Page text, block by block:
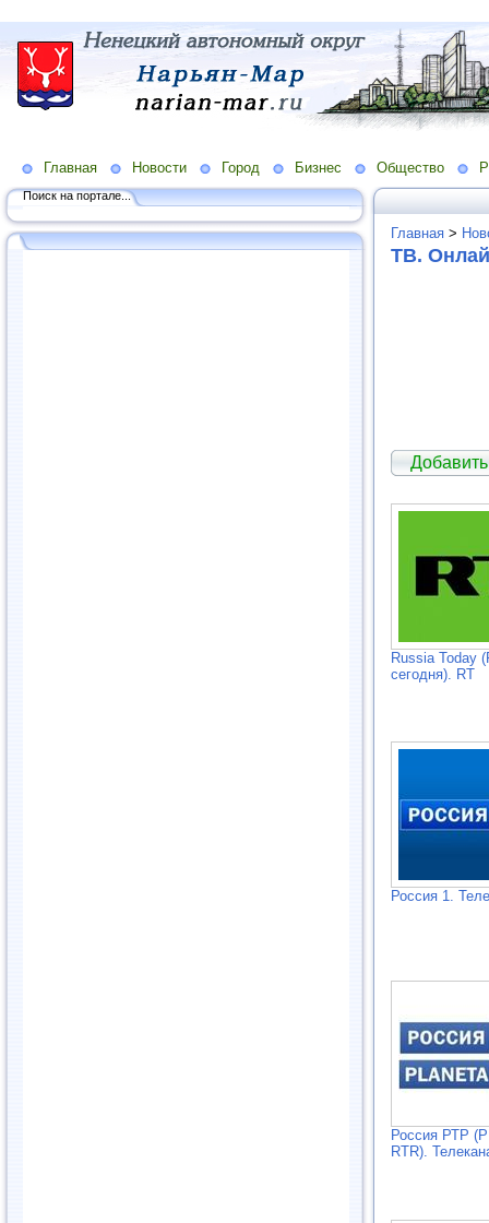
Главная Новости Город Бизнес Общество
Поиск на портале...
Главная >
ТВ.
Russia Today
сегодня). RT
Россия 1.
Россия РТР
RTR).